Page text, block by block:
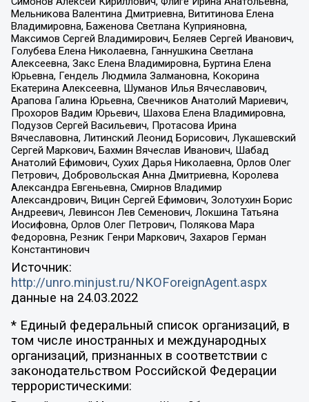
Мельникова Валентина Дмитриевна, Вититинова Елена
Владимировна, Баженова Светлана Куприяновна,
Максимов Сергей Владимирович, Беляев Сергей Иванович,
Голубева Елена Николаевна, Ганнушкина Светлана
Алексеевна, Закс Елена Владимировна, Буртина Елена
Юрьевна, Гендель Людмила Залмановна, Кокорина
Екатерина Алексеевна, Шуманов Илья Вячеславович,
Арапова Галина Юрьевна, Свечников Анатолий Мариевич,
Прохоров Вадим Юрьевич, Шахова Елена Владимировна,
Подузов Сергей Васильевич, Протасова Ирина
Вячеславовна, Литинский Леонид Борисович, Лукашевский
Сергей Маркович, Бахмин Вячеслав Иванович, Шабад
Анатолий Ефимович, Сухих Дарья Николаевна, Орлов Олег
Петрович, Добровольская Анна Дмитриевна, Королева
Александра Евгеньевна, Смирнов Владимир
Александрович, Вицин Сергей Ефимович, Золотухин Борис
Андреевич, Левинсон Лев Семенович, Локшина Татьяна
Иосифовна, Орлов Олег Петрович, Полякова Мара
Федоровна, Резник Генри Маркович, Захаров Герман
Константинович
Источник:
http://unro.minjust.ru/NKOForeignAgent.aspx
данные на 24.03.2022
* Единый федеральный список организаций, в
том числе иностранных и международных
организаций, признанных в соответствии с
законодательством Российской Федерации
террористическими: